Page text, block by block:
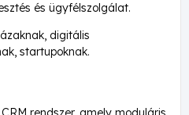
és ügyfélszolgálat.
digitális
startupoknak.